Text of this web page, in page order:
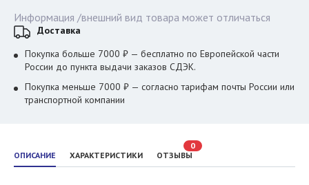
ОПИСАНИЕ ХАРАКТЕРИСТИКИ ОТЗЫВЫ
0
Информация /внешний вид товара может отличаться
Доставка
Покупка больше 7000 ₽ — бесплатно по Европейской части
России до пункта выдачи заказов СДЭК.
Покупка меньше 7000 ₽ — согласно тарифам почты России или
транспортной компании